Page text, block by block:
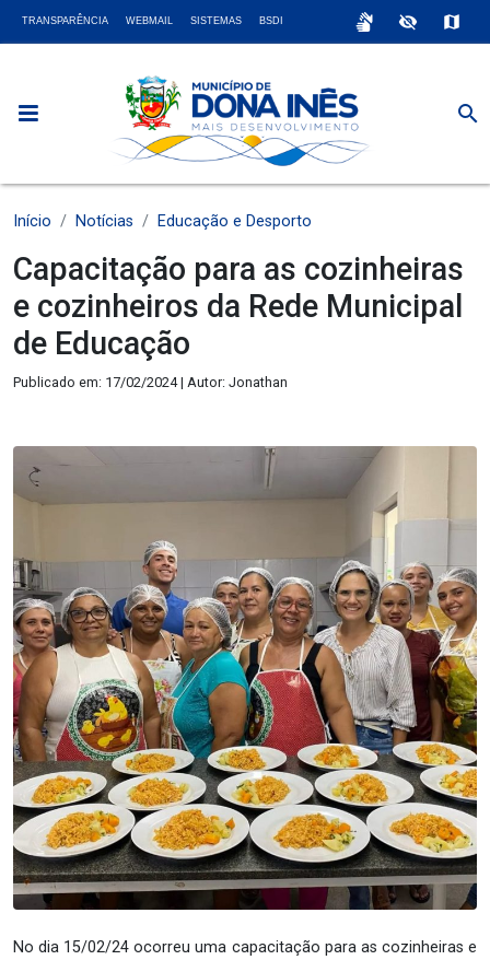
TRANSPARÊNCIA WEBMAIL SISTEMAS BSDI sign_language visibility_off map
search
Início Notícias Educação e Desporto
Capacitação para as cozinheiras
e cozinheiros da Rede Municipal
de Educação
Publicado em: 17/02/2024 | Autor: Jonathan
No dia 15/02/24 ocorreu uma capacitação para as cozinheiras e